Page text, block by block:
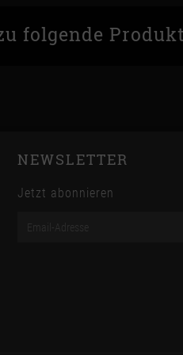
folgende
NEWSLETTER
Jetzt abonnieren
Adresse